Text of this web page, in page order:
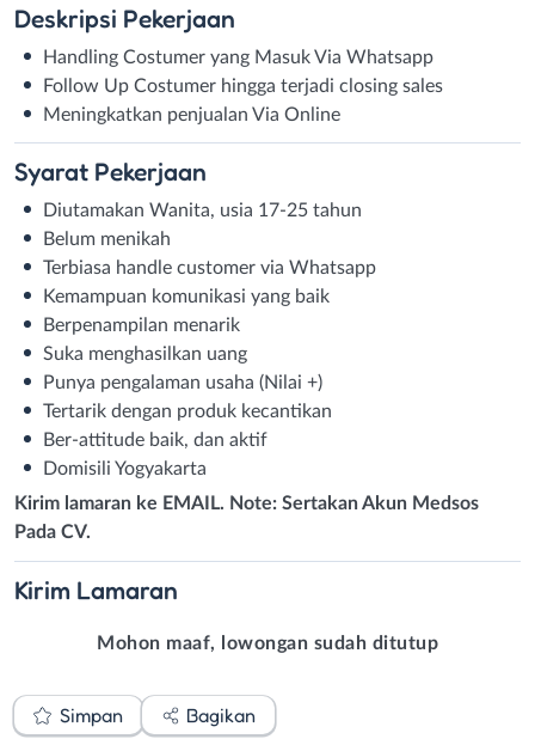
Deskripsi Pekerjaan
Handling Costumer yang Masuk Via Whatsapp
Follow Up Costumer hingga terjadi closing sales
Meningkatkan penjualan Via Online
Syarat Pekerjaan
Diutamakan Wanita, usia 17-25 tahun
Belum menikah
Terbiasa handle customer via Whatsapp
Kemampuan komunikasi yang baik
Berpenampilan menarik
Suka menghasilkan uang
Punya pengalaman usaha (Nilai +)
Tertarik dengan produk kecantikan
Ber-attitude baik, dan aktif
Domisili Yogyakarta
Kirim lamaran ke EMAIL. Note: Sertakan Akun Medsos
Pada CV.
Kirim Lamaran
Mohon maaf, lowongan sudah ditutup
Simpan Bagikan